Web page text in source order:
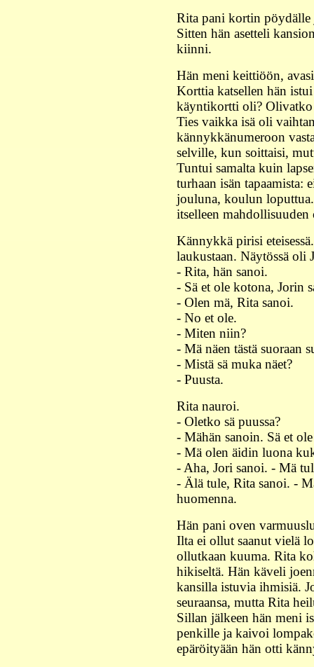
Rita pani kortin
Sitten hän asetteli
kiinni.
Hän meni keittiöön,
Korttia katsellen hän
käyntikortti oli? Olivatko
Ties vaikka isä oli
kännykkänumeroon
selville, kun soittaisi,
Tuntui samalta kuin
turhaan isän tapaamista:
jouluna, koulun
itselleen mahdollisuuden
Kännykkä pirisi
laukustaan. Näytössä oli
- Rita, hän sanoi.
- Sä et ole kotona, Jorin
- Olen mä, Rita sanoi.
- No et ole.
- Miten niin?
- Mä näen tästä suoraan
- Mistä sä muka näet?
- Puusta.
Rita nauroi.
- Oletko sä puussa?
- Mähän sanoin. Sä et
- Mä olen äidin luona
- Aha, Jori sanoi. - Mä
- Älä tule, Rita sanoi. -
huomenna.
Hän pani oven
Ilta ei ollut saanut vielä
ollutkaan kuuma. Rita
hikiseltä. Hän käveli
kansilla istuvia ihmisiä.
seuraansa, mutta Rita
Sillan jälkeen hän meni
penkille ja kaivoi
epäröityään hän otti